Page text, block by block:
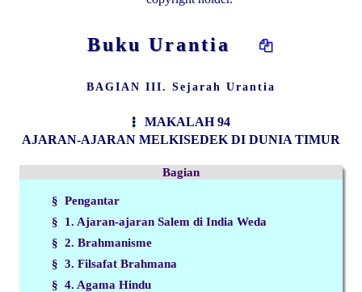
Buku Urantia
BAGIAN III. Sejarah Urantia
MAKALAH 94
AJARAN-AJARAN MELKISEDEK DI DUNIA TIMUR
Bagian
§ Pengantar
§ 1. Ajaran-ajaran Salem di India Weda
§ 2. Brahmanisme
§ 3. Filsafat Brahmana
§ 4. Agama Hindu